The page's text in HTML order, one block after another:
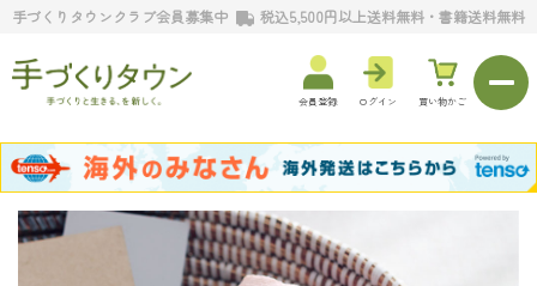
手づくりタウンクラブ会員募集中 税込5,500円以上送料無料・書籍送料無料
会員登録 ログイン 買い物かご